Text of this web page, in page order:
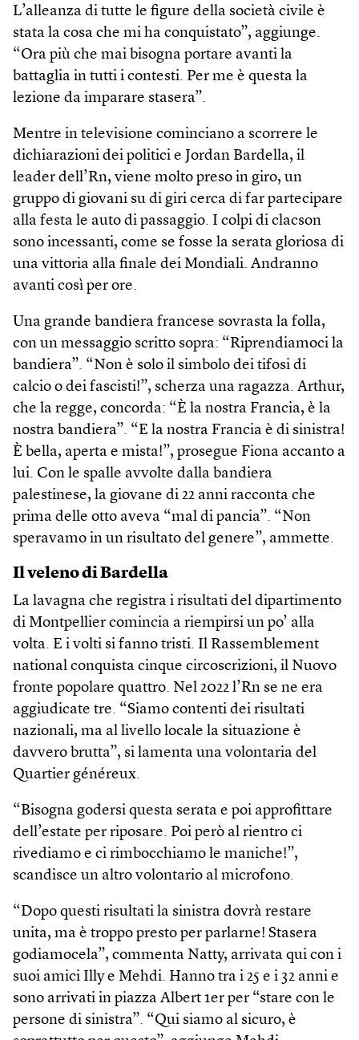
L’alleanza di tutte le figure della società civile è
stata la cosa che mi ha conquistato”, aggiunge.
“Ora più che mai bisogna portare avanti la
battaglia in tutti i contesti. Per me è questa la
lezione da imparare stasera”.
Mentre in televisione cominciano a scorrere le
dichiarazioni dei politici e Jordan Bardella, il
leader dell’Rn, viene molto preso in giro, un
gruppo di giovani su di giri cerca di far partecipare
alla festa le auto di passaggio. I colpi di clacson
sono incessanti, come se fosse la serata gloriosa di
una vittoria alla finale dei Mondiali. Andranno
avanti così per ore.
Una grande bandiera francese sovrasta la folla,
con un messaggio scritto sopra: “Riprendiamoci la
bandiera”. “Non è solo il simbolo dei tifosi di
calcio o dei fascisti!”, scherza una ragazza. Arthur,
che la regge, concorda: “È la nostra Francia, è la
nostra bandiera”. “E la nostra Francia è di sinistra!
È bella, aperta e mista!”, prosegue Fiona accanto a
lui. Con le spalle avvolte dalla bandiera
palestinese, la giovane di 22 anni racconta che
prima delle otto aveva “mal di pancia”. “Non
speravamo in un risultato del genere”, ammette.
Il veleno di Bardella
La lavagna che registra i risultati del dipartimento
di Montpellier comincia a riempirsi un po’ alla
volta. E i volti si fanno tristi. Il Rassemblement
national conquista cinque circoscrizioni, il Nuovo
fronte popolare quattro. Nel 2022 l’Rn se ne era
aggiudicate tre. “Siamo contenti dei risultati
nazionali, ma al livello locale la situazione è
davvero brutta”, si lamenta una volontaria del
Quartier généreux.
“Bisogna godersi questa serata e poi approfittare
dell’estate per riposare. Poi però al rientro ci
rivediamo e ci rimbocchiamo le maniche!”,
scandisce un altro volontario al microfono.
“Dopo questi risultati la sinistra dovrà restare
unita, ma è troppo presto per parlarne! Stasera
godiamocela”, commenta Natty, arrivata qui con i
suoi amici Illy e Mehdi. Hanno tra i 25 e i 32 anni e
sono arrivati in piazza Albert 1er per “stare con le
persone di sinistra”. “Qui siamo al sicuro, è